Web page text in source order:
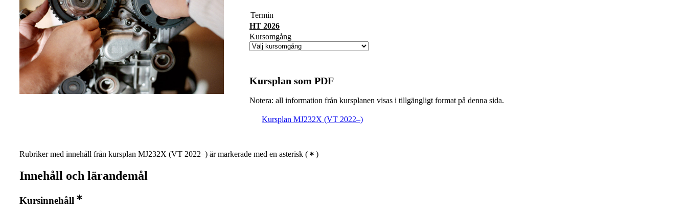
Termin
HT 2026
Kursomgång
Kursplan som PDF
Notera: all information från kursplanen visas i tillgängligt format på denna sida.
Kursplan MJ232X (VT 2022–)
Rubriker med innehåll från kursplan MJ232X (VT 2022–) är markerade med en asterisk ( )
Innehåll och lärandemål
Kursinnehåll